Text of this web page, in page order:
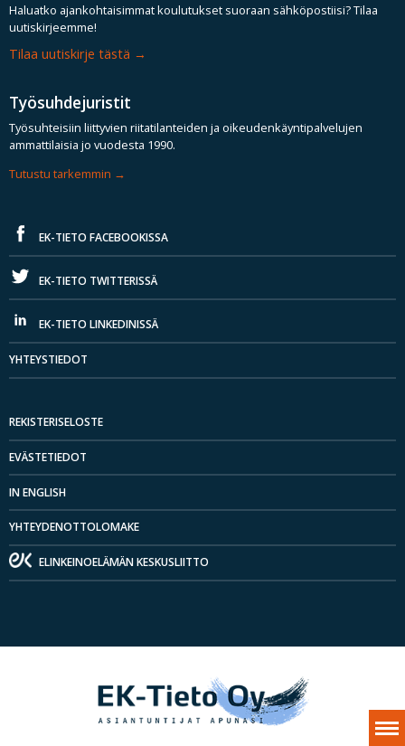
Haluatko ajankohtaisimmat koulutukset suoraan sähköpostiisi? Tilaa
uutiskirjeemme!
Tilaa uutiskirje tästä
Työsuhdejuristit
Työsuhteisiin liittyvien riitatilanteiden ja oikeudenkäyntipalvelujen
ammattilaisia jo vuodesta 1990.
Tutustu tarkemmin
EK-TIETO FACEBOOKISSA
EK-TIETO TWITTERISSÄ
EK-TIETO LINKEDINISSÄ
YHTEYSTIEDOT
REKISTERISELOSTE
EVÄSTETIEDOT
IN ENGLISH
YHTEYDENOTTOLOMAKE
ELINKEINOELÄMÄN KESKUSLIITTO